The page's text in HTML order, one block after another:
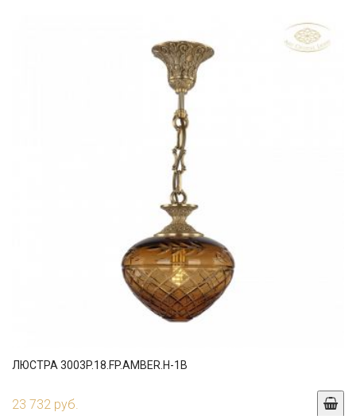
ЛЮСТРА 3003P.18.FP.AMBER.H-1B
23 732 руб.